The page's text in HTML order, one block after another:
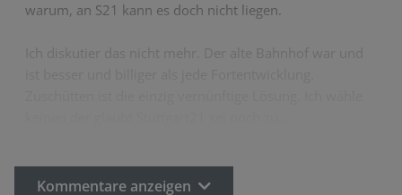
warum, an S21 kann es doch nicht liegen.
Kommentare anzeigen